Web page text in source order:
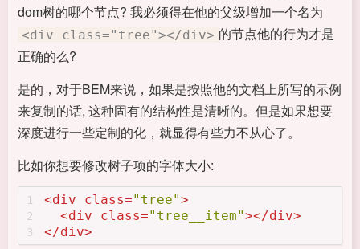
dom树的哪个节点? 我必须得在他的父级增加一个名为
<div class="tree"></div> 的节点他的行为才是
正确的么?
是的，对于BEM来说，如果是按照他的文档上所写的示例
来复制的话, 这种固有的结构性是清晰的。但是如果想要
深度进行一些定制的化，就显得有些力不从心了。
比如你想要修改树子项的字体大小:
1
2
3
<div class="tree">
<div class="tree__item"></div>
</div>